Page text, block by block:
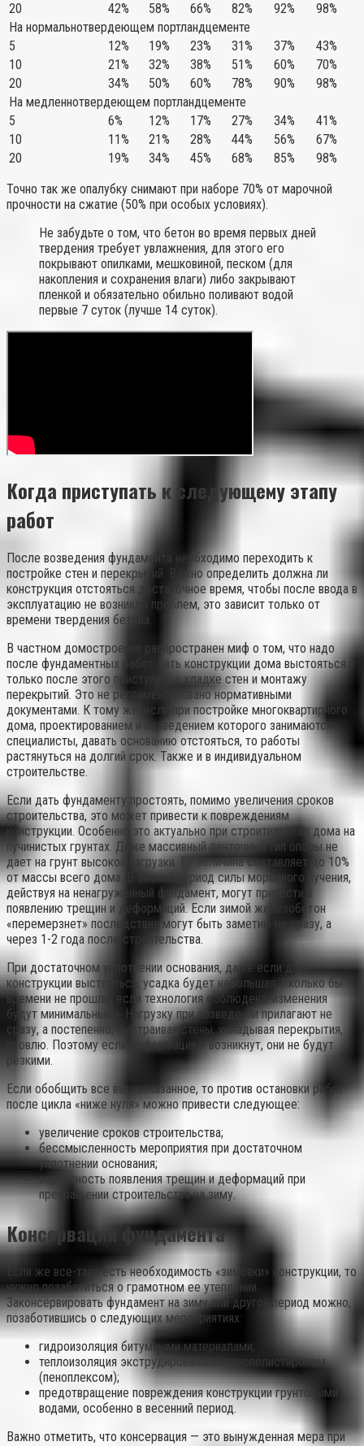
20
42% 58% 66% 82% 92%
98%
На нормальнотвердеющем портландцементе
5
12% 19% 23% 31% 37%
43%
10
21% 32% 38% 51% 60%
70%
20
34% 50% 60% 78% 90%
98%
На медленнотвердеющем портландцементе
5
6% 12% 17% 27% 34%
41%
10
11% 21% 28% 44% 56%
67%
20
19% 34% 45% 68% 85%
98%
Точно так же опалубку снимают при наборе 70% от марочной
прочности на сжатие (50% при особых условиях).
Не забудьте о том, что бетон во время первых дней
твердения требует увлажнения, для этого его
покрывают опилками, мешковиной, песком (для
накопления и сохранения влаги) либо закрывают
пленкой и обязательно обильно поливают водой
первые 7 суток (лучше 14 суток).
Когда приступать к следующему этапу
работ
После возведения фундамента необходимо переходить к
постройке стен и перекрытий. Важно определить должна ли
конструкция отстояться достаточное время, чтобы после ввода в
эксплуатацию не возникло проблем, это зависит только от
времени твердения бетона.
В частном домостроении распространен миф о том, что надо
после фундаментных работ дать конструкции дома выстояться и
только после этого приступать к кладке стен и монтажу
перекрытий. Это не регламентировано нормативными
документами. К тому же, если при постройке многоквартирного
дома, проектированием и возведением которого занимаются
специалисты, давать основанию отстояться, то работы
растянуться на долгий срок. Также и в индивидуальном
строительстве.
Если дать фундаменту простоять, помимо увеличения сроков
строительства, это может привести к повреждениям
конструкции. Особенно это актуально при строительстве дома на
пучинистых грунтах. Даже массивный ленточный тип опоры не
дает на грунт высокой нагрузки. Ее величина составляет до 10%
от массы всего дома. В зимний период силы морозного пучения,
действуя на ненагруженный фундамент, могут привести к
появлению трещин и деформаций. Если зимой железобетон
«перемерзнет» последствия могут быть заметны не сразу, а
через 1-2 года после строительства.
При достаточном уплотнении основания, даже если дать
конструкции выстояться, усадка будет небольшая. Сколько бы
времени не прошло, если технология соблюдена, изменения
будут минимальными. Нагрузку при возведении прилагают не
сразу, а постепенно, выстраивая стены, укладывая перекрытия,
кровлю. Поэтому если деформации и возникнут, они не будут
резкими.
Если обобщить все вышесказанное, то против остановки работ
после цикла «ниже нуля» можно привести следующее:
увеличение сроков строительства;
бессмысленность мероприятия при достаточном
уплотнении основания;
вероятность появления трещин и деформаций при
прекращении строительства на зиму.
Консервация фундамента
Если же все-таки есть необходимость «зимовки» конструкции, то
нужно позаботиться о грамотном ее утеплении.
Законсервировать фундамент на зиму или другой период можно,
позаботившись о следующих мероприятиях:
гидроизоляция битумными материалами;
теплоизоляция экструдированным пенополистиролом
(пеноплексом);
предотвращение повреждения конструкции грунтовыми
водами, особенно в весенний период.
Важно отметить, что консервация — это вынужденная мера при